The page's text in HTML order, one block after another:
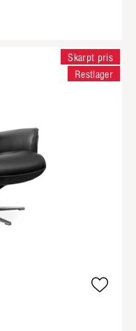
Skarpt pris
Restlager